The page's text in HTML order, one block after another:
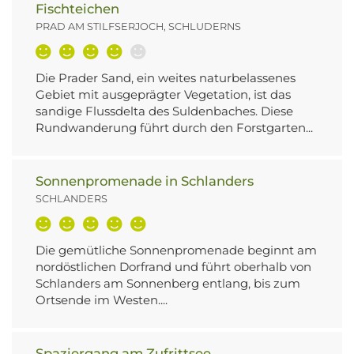
Fischteichen
PRAD AM STILFSERJOCH, SCHLUDERNS
Die Prader Sand, ein weites naturbelassenes
Gebiet mit ausgeprägter Vegetation, ist das
sandige Flussdelta des Suldenbaches. Diese
Rundwanderung führt durch den Forstgarten...
Sonnenpromenade in Schlanders
SCHLANDERS
Die gemütliche Sonnenpromenade beginnt am
nordöstlichen Dorfrand und führt oberhalb von
Schlanders am Sonnenberg entlang, bis zum
Ortsende im Westen....